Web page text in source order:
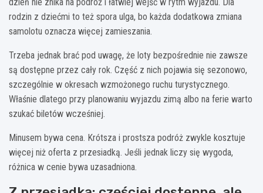
rodzin z dziećmi to też spora ulga, bo każda dodatkowa zmiana
samolotu oznacza więcej zamieszania.
Trzeba jednak brać pod uwagę, że loty bezpośrednie nie zawsze
są dostępne przez cały rok. Część z nich pojawia się sezonowo,
szczególnie w okresach wzmożonego ruchu turystycznego.
Właśnie dlatego przy planowaniu wyjazdu zimą albo na ferie warto
szukać biletów wcześniej.
Minusem bywa cena. Krótsza i prostsza podróż zwykle kosztuje
więcej niż oferta z przesiadką. Jeśli jednak liczy się wygoda,
różnica w cenie bywa uzasadniona.